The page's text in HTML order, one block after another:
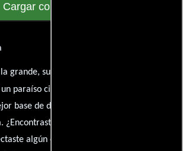
Cargar comentarios
grande, su participación es clave para hacer
paraíso cinéfilo completo. Queremos
base de datos cinematográfica, pero
¿Encontraste algún dato faltante en la ficha
algún error en la sinopsis o el elenco?